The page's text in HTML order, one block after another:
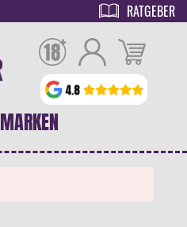
RATGEBER
MARKEN